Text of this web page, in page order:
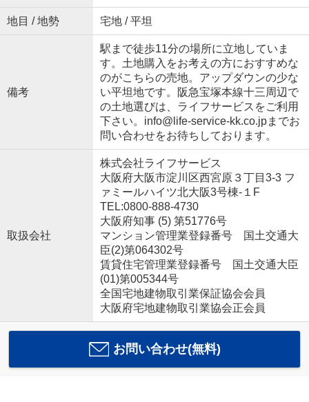
地目 / 地勢 宅地 / 平坦
備考
駅まで徒歩11分の場所に立地していま
す。土地購入をお考えの方におすすめな
のがこちらの売地。アップダウンの少な
い平坦地です。阪急宝塚本線十三周辺で
の土地選びは、ライフサービスをご利用
下さい。info@life-service-kk.co.jpまでお
問い合わせをお待ちしております。
取扱会社
株式会社ライフサービス
大阪府大阪市淀川区西宮原３丁目3-3 フ
ァミールハイツ北大阪3号棟-１F
TEL:0800-888-4730
大阪府知事 (5) 第51776号
マンション管理業登録番号 国土交通大
臣(2)第064302号
賃貸住宅管理業登録番号 国土交通大臣
(01)第005344号
全国宅地建物取引業保証協会会員
大阪府宅地建物取引業協会正会員
お問い合わせ(無料)